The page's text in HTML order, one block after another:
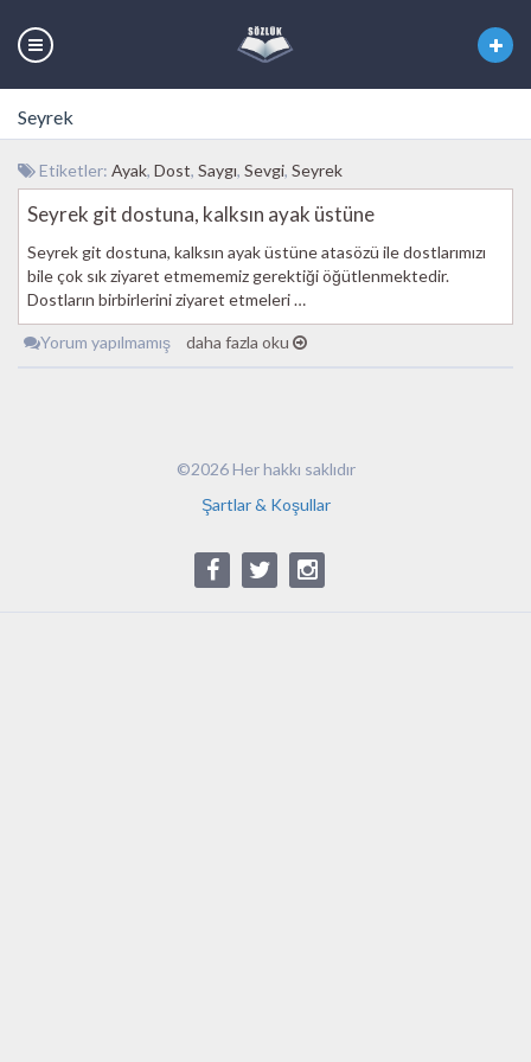
Seyrek
Etiketler: Ayak, Dost, Saygı, Sevgi, Seyrek
Seyrek git dostuna, kalksın ayak üstüne
Seyrek git dostuna, kalksın ayak üstüne atasözü ile dostlarımızı
bile çok sık ziyaret etmememiz gerektiği öğütlenmektedir.
Dostların birbirlerini ziyaret etmeleri …
Yorum yapılmamış daha fazla oku
©2026 Her hakkı saklıdır
Şartlar & Koşullar